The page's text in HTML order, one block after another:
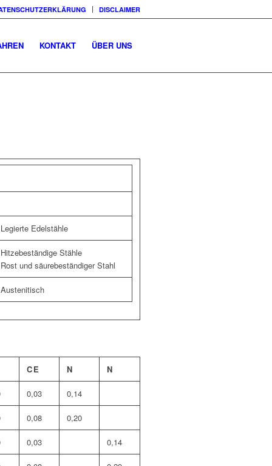
DISCLAIMER
KONTAKT ÜBER UNS
Legierte Edelstähle
Hitzebeständige Stähle
Rost und säurebeständiger Stahl
Austenitisch
CE N N
0,03 0,14
0,08 0,20
0,03 0,14